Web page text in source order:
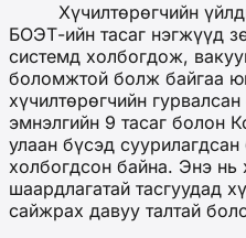
Хүчилтөрөгчийн
БОЭТ-ийн тасаг нэгжүүд
системд холбогдож,
боломжтой болж байгаа
хүчилтөрөгчийн
эмнэлгийн 9 тасаг болон
улаан бүсэд
холбогдсон байна. Энэ нь
шаардлагатай тасгуудад
сайжрах давуу талтай